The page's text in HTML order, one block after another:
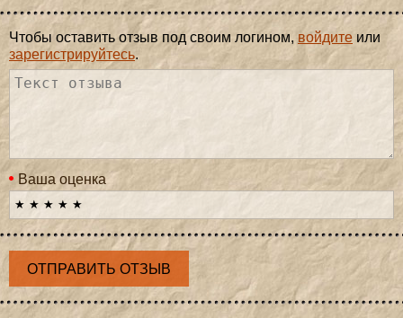
Чтобы оставить отзыв под своим логином, войдите или
зарегистрируйтесь.
Ваша оценка